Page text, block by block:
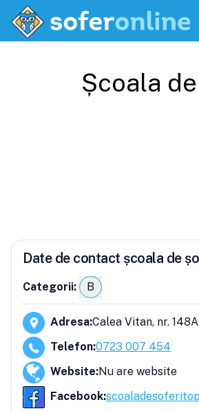
Școala
Date de contact școala de
Categorii: B
Adresa:Calea Vitan, nr. 148A
Telefon:0723 007 454
Website:Nu are website
Facebook: